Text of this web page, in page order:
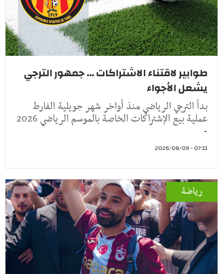
طوابير لاقتناء الاشتراكات ... جمهور الترجي
يشعل الأجواء
بدأ الترجي الرياضي منذ أواخر شهر جويلية الفارط
عملية بيع الإشتراكات الخاصة بالموسم الرياضي 2026
-
07:11 - 2026/08/09
رياضة